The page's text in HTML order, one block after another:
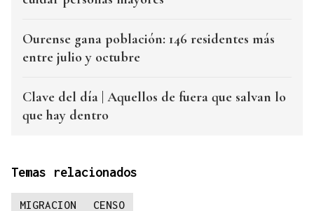
Ourense gana población: 146 residentes más
entre julio y octubre
Clave del día | Aquellos de fuera que salvan lo
que hay dentro
Temas relacionados
MIGRACION CENSO